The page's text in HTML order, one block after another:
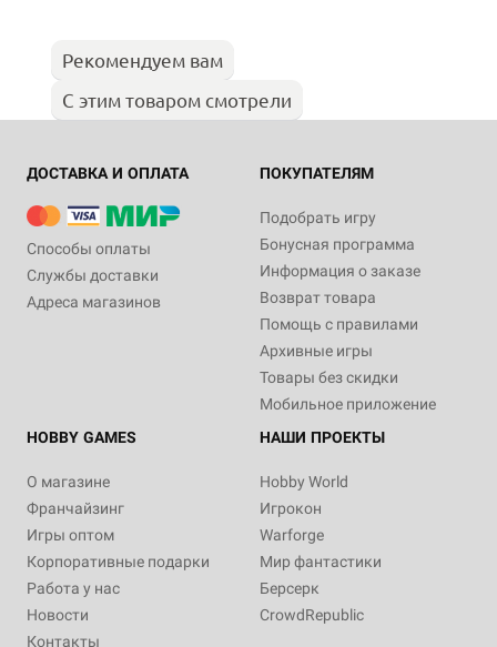
Рекомендуем вам
С этим товаром смотрели
ДОСТАВКА И ОПЛАТА
Способы оплаты
Службы доставки
Адреса магазинов
ПОКУПАТЕЛЯМ
Подобрать игру
Бонусная программа
Информация о заказе
Возврат товара
Помощь с правилами
Архивные игры
Товары без скидки
Мобильное приложение
HOBBY GAMES
О магазине
Франчайзинг
Игры оптом
Корпоративные подарки
Работа у нас
Новости
Контакты
НАШИ ПРОЕКТЫ
Hobby World
Игрокон
Warforge
Мир фантастики
Берсерк
CrowdRepublic